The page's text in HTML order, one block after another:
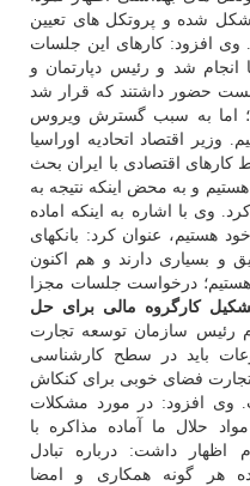
شده و پروتکل های تعیین
افزود: کارهای این جلسات
انجام شد و رئیس دپارتمان و
حضور داشتند که قرار شد
اما به سبب گسترش ویروس
وزیر اقتصاد اتحادیه اوراسیا
اقتصادی با ایران بحث
و به محض اینکه نتیجه به
وی با اشاره به اینکه اماده
هستیم، عنوان کرد: بانکهای
و بسیاری دارند و هم اکنون
هستیم؛ درخواست جلسات مجزا
کارگروه مالی برای حل
رئیس سازمان توسعه تجارت
باید در سطح کارشناسی
فضای خوبی برای کنکاش
وی افزود: در مورد مشکلات
حلال ما آماده مذاکره با
اظهار داشت: درباره تبادل
هر گونه همکاری و امضا